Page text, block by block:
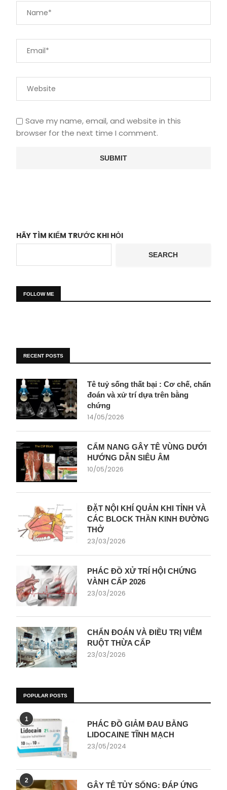
Save my name, email, and website in this
browser for the next time I comment.
HÃY TÌM KIẾM TRƯỚC KHI HỎI
SEARCH
FOLLOW ME
RECENT POSTS
Tê tuỷ sống thất bại : Cơ chế, chẩn
đoán và xử trí dựa trên bằng
chứng
14/05/2026
CẨM NANG GÂY TÊ VÙNG DƯỚI
HƯỚNG DẪN SIÊU ÂM
10/05/2026
ĐẶT NỘI KHÍ QUẢN KHI TỈNH VÀ
CÁC BLOCK THẦN KINH ĐƯỜNG
THỞ
23/03/2026
PHÁC ĐỒ XỬ TRÍ HỘI CHỨNG
VÀNH CẤP 2026
23/03/2026
CHẨN ĐOÁN VÀ ĐIỀU TRỊ VIÊM
RUỘT THỪA CẤP
23/03/2026
POPULAR POSTS
1
PHÁC ĐỒ GIẢM ĐAU BẰNG
LIDOCAINE TĨNH MẠCH
23/05/2024
2
GÂY TÊ TỦY SỐNG: ĐÁP ỨNG